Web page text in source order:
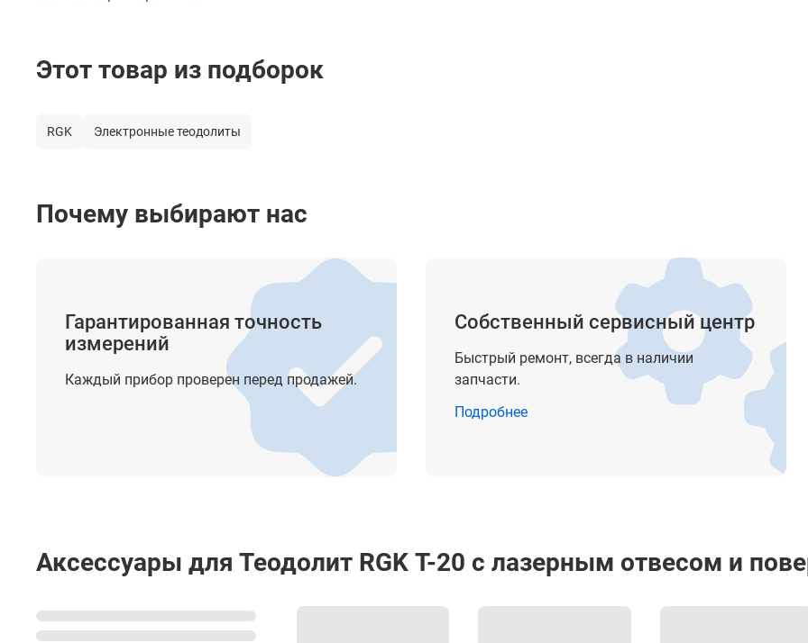
Клавиатура
Прочее
цилиндрический уровень - 30"/2 мм
подсветка дисплеясетка нитей
Крепление на штатив
Степень защиты от пыли и влаги IP54
от -20° до +50°С
Этот товар из подборок
RGK Электронные теодолиты
Почему выбирают нас
Гарантированная точность
измерений
Каждый прибор проверен перед продажей.
Собственный сервисный центр
Быстрый ремонт, всегда в наличии
запчасти.
Подробнее
Аксессуары для Теодолит RGK Т-20 с лазерным отвесом и